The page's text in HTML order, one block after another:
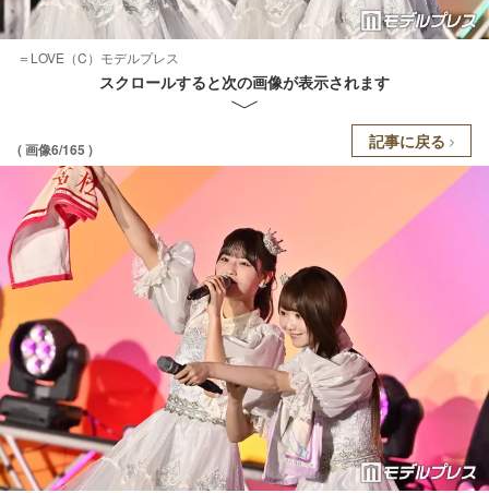
＝LOVE（C）モデルプレス
スクロールすると次の画像が表示されます
( 画像6/165 ) 記事に戻る